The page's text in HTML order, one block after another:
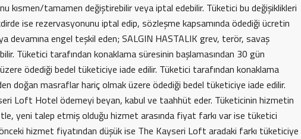
kısmen/tamamen değiştirebilir veya iptal edebilir. Tüketici bu değişiklikleri
ise rezervasyonunu iptal edip, sözleşme kapsamında ödediği ücretin
devamına engel teşkil eden; SALGIN HASTALIK grev, terör, savaş
Tüketici tarafından konaklama süresinin başlamasından 30 gün
ödediği bedel tüketiciye iade edilir. Tüketici tarafından konaklama
doğan masraflar hariç olmak üzere ödediği bedel tüketiciye iade edilir.
Loft Hotel ödemeyi beyan, kabul ve taahhüt eder. Tüketicinin hizmetin
yeni talep etmiş olduğu hizmet arasında fiyat farkı var ise tüketici
hizmet fiyatından düşük ise The Kayseri Loft aradaki farkı tüketiciye